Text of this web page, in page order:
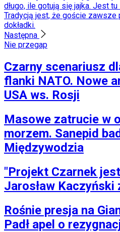
długo, ile gotują się jajka. Jest
Tradycją jest, że goście
dokładki.
Następna
Nie przegap
Czarny scenariusz
flanki NATO. Nowe
USA ws. Rosji
Masowe zatrucie w
morzem. Sanepid
Międzywodzia
"Projekt Czarnek
Jarosław Kaczyński
Rośnie presja na
Padł apel o